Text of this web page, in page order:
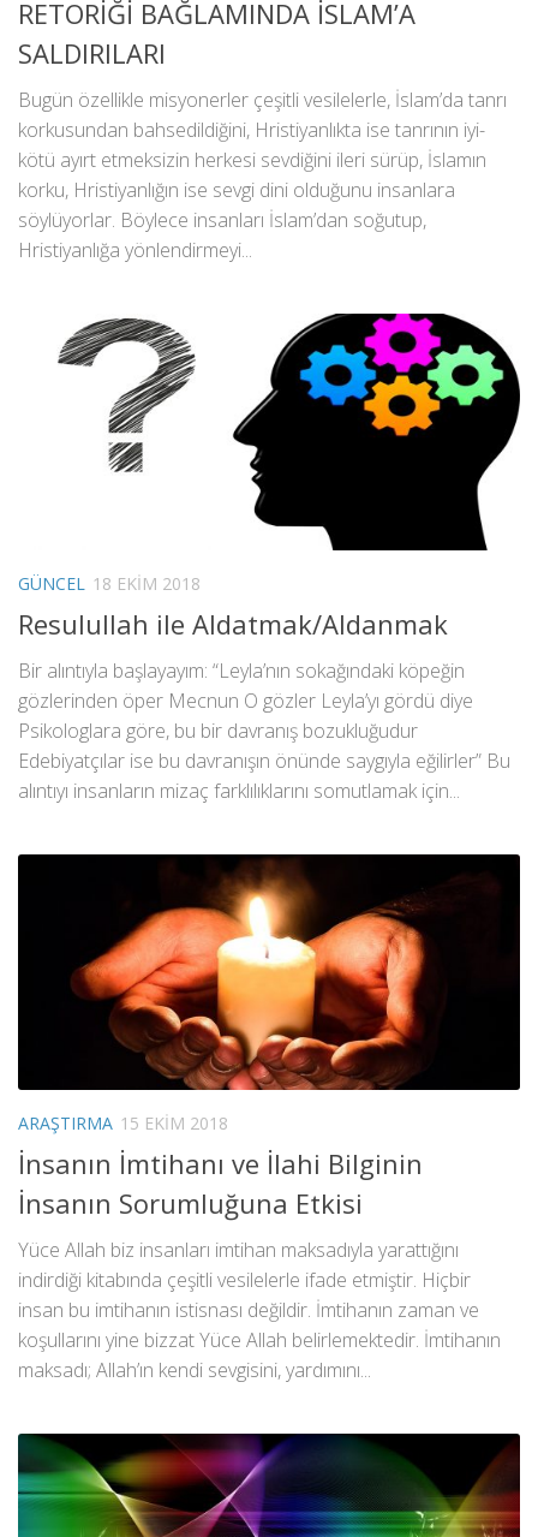
RETORİĞİ BAĞLAMINDA İSLAM’A
SALDIRILARI
Bugün özellikle misyonerler çeşitli vesilelerle, İslam’da tanrı
korkusundan bahsedildiğini, Hristiyanlıkta ise tanrının iyi-
kötü ayırt etmeksizin herkesi sevdiğini ileri sürüp, İslamın
korku, Hristiyanlığın ise sevgi dini olduğunu insanlara
söylüyorlar. Böylece insanları İslam’dan soğutup,
Hristiyanlığa yönlendirmeyi...
GÜNCEL 18 EKIM 2018
Resulullah ile Aldatmak/Aldanmak
Bir alıntıyla başlayayım: “Leyla’nın sokağındaki köpeğin
gözlerinden öper Mecnun O gözler Leyla’yı gördü diye
Psikologlara göre, bu bir davranış bozukluğudur
Edebiyatçılar ise bu davranışın önünde saygıyla eğilirler” Bu
alıntıyı insanların mizaç farklılıklarını somutlamak için...
ARAŞTIRMA 15 EKIM 2018
İnsanın İmtihanı ve İlahi Bilginin
İnsanın Sorumluğuna Etkisi
Yüce Allah biz insanları imtihan maksadıyla yarattığını
indirdiği kitabında çeşitli vesilelerle ifade etmiştir. Hiçbir
insan bu imtihanın istisnası değildir. İmtihanın zaman ve
koşullarını yine bizzat Yüce Allah belirlemektedir. İmtihanın
maksadı; Allah’ın kendi sevgisini, yardımını...